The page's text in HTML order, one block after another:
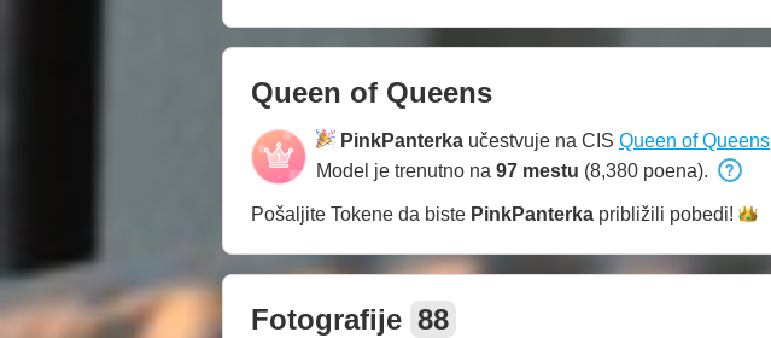
Queen of Queens
PinkPanterka učestvuje na CIS Queen of Queens
Model je trenutno na 97 mestu (8,380 poena).
Pošaljite Tokene da biste PinkPanterka približili pobedi!
Fotografije 88